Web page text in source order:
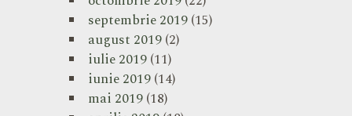
septembrie 2019(15)
august 2019(2)
iulie 2019(11)
iunie 2019(14)
mai 2019(18)